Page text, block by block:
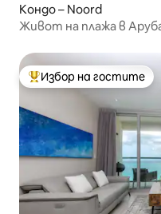
Кондо – Noord
Живот на плажа в
Най-популярен избор
Избор на гостите